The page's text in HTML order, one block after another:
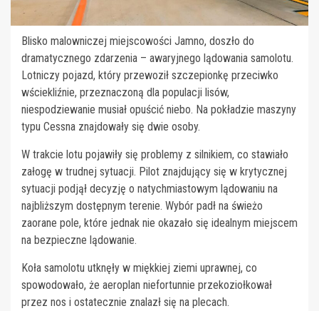
Blisko malowniczej miejscowości Jamno, doszło do
dramatycznego zdarzenia – awaryjnego lądowania samolotu.
Lotniczy pojazd, który przewoził szczepionkę przeciwko
wściekliźnie, przeznaczoną dla populacji lisów,
niespodziewanie musiał opuścić niebo. Na pokładzie maszyny
typu Cessna znajdowały się dwie osoby.
W trakcie lotu pojawiły się problemy z silnikiem, co stawiało
załogę w trudnej sytuacji. Pilot znajdujący się w krytycznej
sytuacji podjął decyzję o natychmiastowym lądowaniu na
najbliższym dostępnym terenie. Wybór padł na świeżo
zaorane pole, które jednak nie okazało się idealnym miejscem
na bezpieczne lądowanie.
Koła samolotu utknęły w miękkiej ziemi uprawnej, co
spowodowało, że aeroplan niefortunnie przekoziołkował
przez nos i ostatecznie znalazł się na plecach.